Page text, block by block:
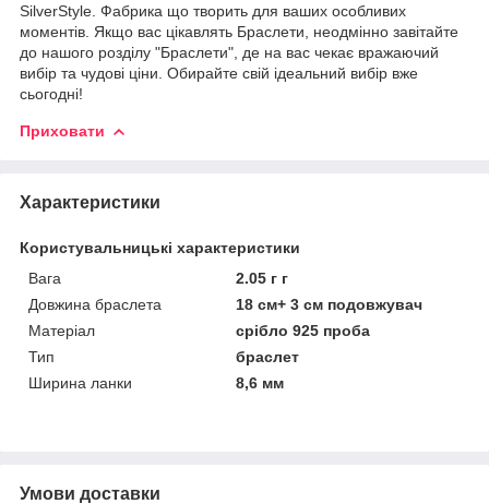
SilverStyle. Фабрика що творить для ваших особливих
моментів. Якщо вас цікавлять Браслети, неодмінно завітайте
до нашого розділу "Браслети", де на вас чекає вражаючий
вибір та чудові ціни. Обирайте свій ідеальний вибір вже
сьогодні!
Приховати
Характеристики
Користувальницькі характеристики
Вага
2.05 г г
Довжина браслета
18 см+ 3 см подовжувач
Матеріал
срібло 925 проба
Тип
браслет
Ширина ланки
8,6 мм
Умови доставки